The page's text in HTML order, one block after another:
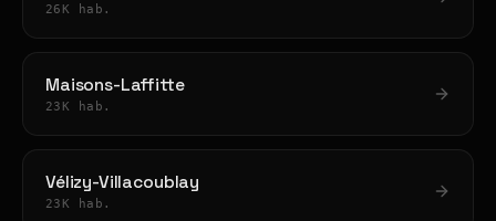
26K hab.
Maisons-Laffitte
23K hab.
Vélizy-Villacoublay
23K hab.